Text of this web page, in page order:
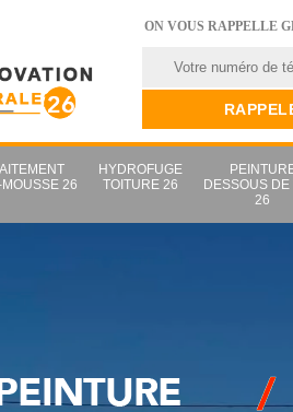
ON VOUS RAPPELLE
26
HYDROFUGE
TOITURE 26
DESSOUS DE
26